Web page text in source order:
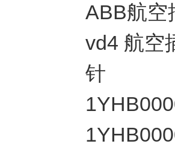
ABB航
vd4 航空
针